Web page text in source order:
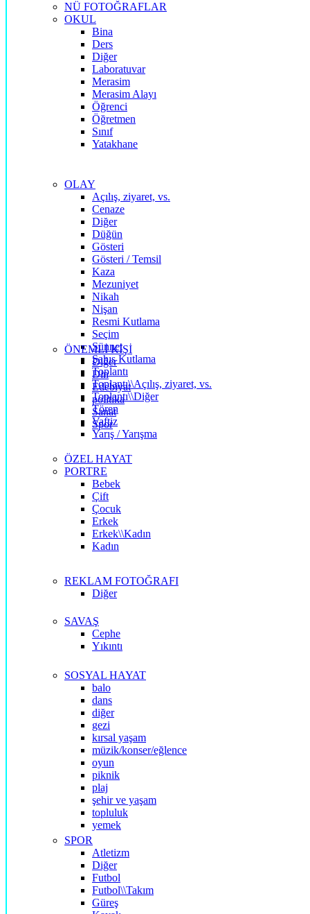
NÜ FOTOĞRAFLAR
OKUL
Bina
Ders
Diğer
Laboratuvar
Merasim
Merasim Alayı
Öğrenci
Öğretmen
Sınıf
Yatakhane
OLAY
Açılış, ziyaret, vs.
Cenaze
Diğer
Düğün
Gösteri
Gösteri / Temsil
Kaza
Mezuniyet
Nikah
Nişan
Resmi Kutlama
Seçim
Sünnet
Şahıs Kutlama
Toplantı
Toplantı\\Açılış, ziyaret, vs.
Toplantı\\Diğer
Tören
Vaftiz
Yarış / Yarışma
ÖNEMLİ KİŞİ
Diğer
Din
Edebiyat
politika
Sanat
Spor
ÖZEL HAYAT
PORTRE
Bebek
Çift
Çocuk
Erkek
Erkek\\Kadın
Kadın
REKLAM FOTOĞRAFI
Diğer
SAVAŞ
Cephe
Yıkıntı
SOSYAL HAYAT
balo
dans
diğer
gezi
kırsal yaşam
müzik/konser/eğlence
oyun
piknik
plaj
şehir ve yaşam
topluluk
yemek
SPOR
Atletizm
Diğer
Futbol
Futbol\\Takım
Güreş